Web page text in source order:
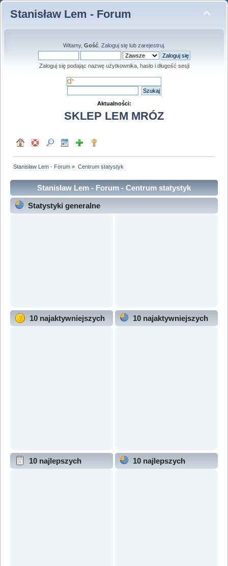
Stanisław Lem - Forum
Witamy, Gość. Zaloguj sięlub zarejestruj.
Zaloguj się podając nazwę użytkownika, hasło i długość sesji
Aktualności:
SKLEP LEM MRÓZ
Stanisław Lem - Forum » Centrum statystyk
Stanisław Lem - Forum - Centrum statystyk
Statystyki generalne
10 najaktywniejszych
10 najaktywniejszych
10 najlepszych
10 najlepszych